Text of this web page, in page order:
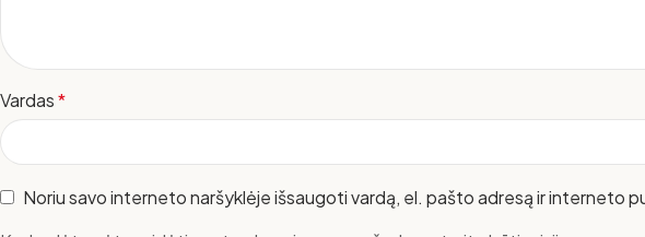
Vardas*
Noriu savo interneto naršyklėje išsaugoti vardą, el. pašto adresą ir interneto